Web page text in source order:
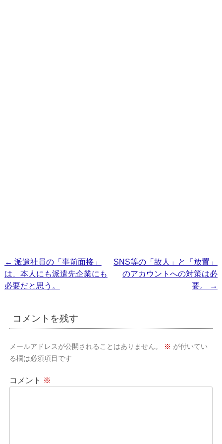
投
稿
ゲ
シ
ン
← 派遣社員の「事前面接」
は、本人にも派遣先企業にも
必要だと思う。
SNS等の「故人」と「放置」
のアカウントへの対策は必
要。
→
コメントを残す
メールアドレスが公開されることはありません。 ※ が付いてい
る欄は必須項目です
コメント ※